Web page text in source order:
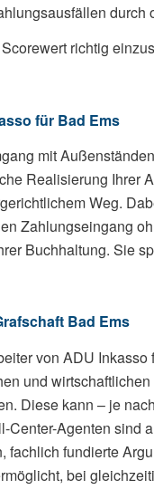
richtig
für Bad Ems
mit
Realisierung Ihrer
Weg.
Zahlungseingang
Buchhaltung. Sie
Bad Ems
von ADU
und
Diese kann – je
Center-Agenten sind
fachlich fundierte
bei